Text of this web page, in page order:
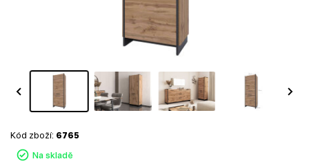
Na skladě
Kód zboží: 6765